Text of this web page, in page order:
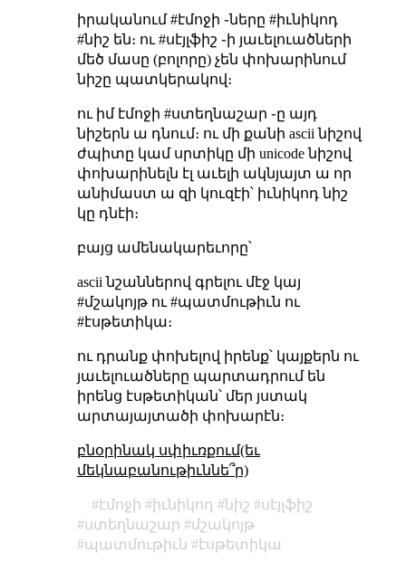
իրականում #էմոջի ֊ները #իւնիկոդ
#նիշ են։ ու #սէյլֆիշ ֊ի յաւելուածների
մեծ մասը (բոլորը) չեն փոխարինում
նիշը պատկերակով։
ու իմ էմոջի #ստեղնաշար ֊ը այդ
նիշերն ա դնում։ ու մի քանի ascii նիշով
ժպիտը կամ սրտիկը մի unicode նիշով
փոխարինելն էլ աւելի ակնյայտ ա որ
անիմաստ ա զի կուզէի՝ իւնիկոդ նիշ
կը դնէի։
բայց ամենակարեւորը՝
ascii նշաններով գրելու մէջ կայ
#մշակոյթ ու #պատմութիւն ու
#էսթետիկա։
ու դրանք փոխելով իրենք՝ կայքերն ու
յաւելուածները պարտադրում են
իրենց էսթետիկան՝ մեր յստակ
արտայայտածի փոխարէն։
բնօրինակ սփիւռքում(եւ
մեկնաբանութիւննե՞ր)
էմոջի իւնիկոդ նիշ
սէյլֆիշ
ստեղնաշար
մշակոյթ
պատմութիւն
էսթետիկա